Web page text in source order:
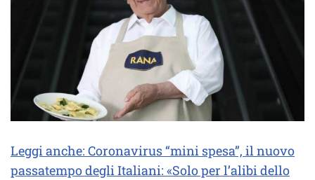
Leggi anche: Coronavirus “mini spesa”, il nuovo
passatempo degli Italiani: «Solo per l’alibi dello